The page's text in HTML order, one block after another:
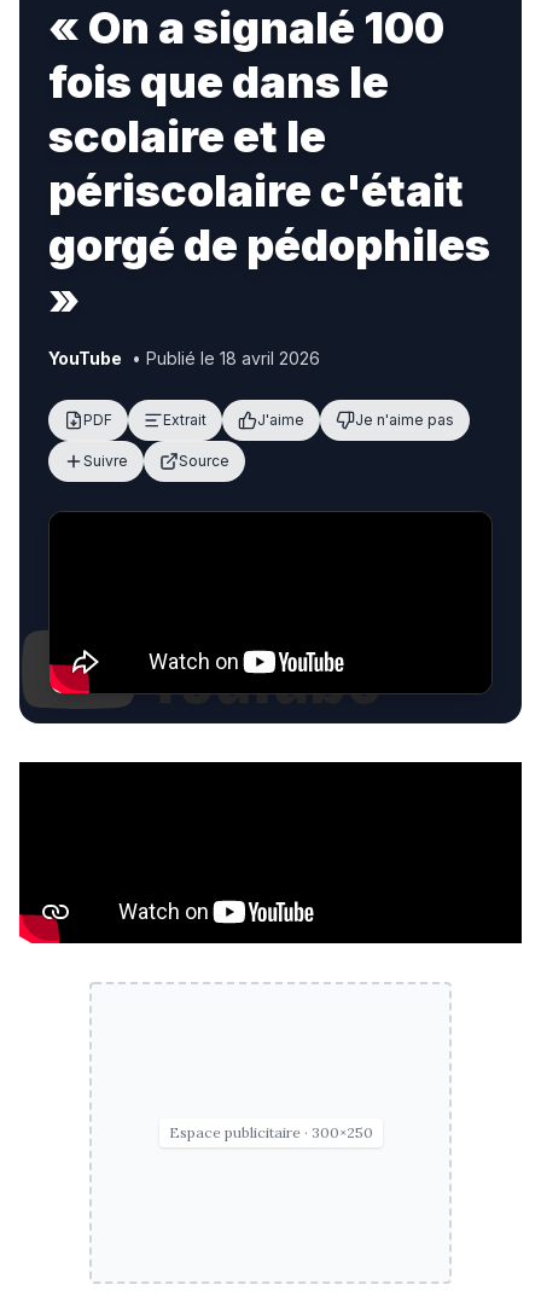
« On a signalé 100
fois que dans le
scolaire et le
périscolaire c'était
gorgé de pédophiles
»
YouTube • Publié le 18 avril 2026
PDF Extrait J'aime Je n'aime pas
Suivre Source
Espace publicitaire · 300×250